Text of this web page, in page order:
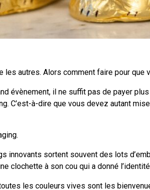
autres. Alors comment faire pour que
évènement, il ne suffit pas de payer
C’est-à-dire que vous devez autant
innovants sortent souvent des lots
clochette à son cou qui a donné
les couleurs vives sont les